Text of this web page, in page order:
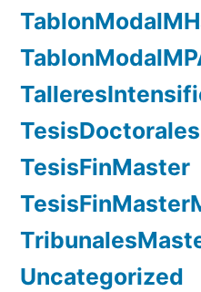
TesisDoctorales
TesisFinMaster
Uncategorized